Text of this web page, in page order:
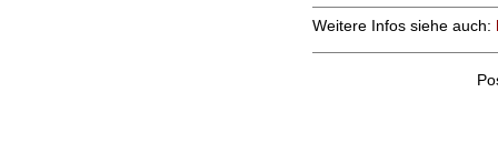
Weitere Infos siehe auch: